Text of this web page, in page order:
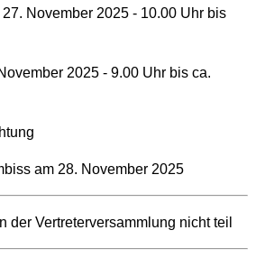
November 2025 - 10.00 Uhr bis
2025 - 9.00 Uhr bis ca.
am 28. November 2025
der Vertreterversammlung nicht teil